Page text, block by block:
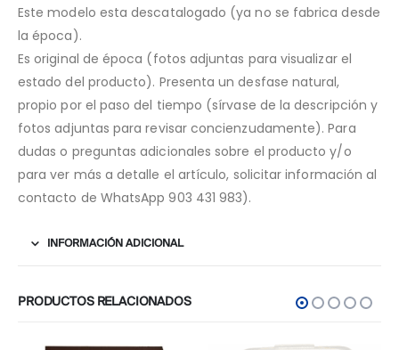
Este modelo esta descatalogado (ya no se fabrica desde
la época).
Es original de época (fotos adjuntas para visualizar el
estado del producto). Presenta un desfase natural,
propio por el paso del tiempo (sírvase de la descripción y
fotos adjuntas para revisar concienzudamente). Para
dudas o preguntas adicionales sobre el producto y/o
para ver más a detalle el artículo, solicitar información al
contacto de WhatsApp 903 431 983).
INFORMACIÓN ADICIONAL
PRODUCTOS RELACIONADOS